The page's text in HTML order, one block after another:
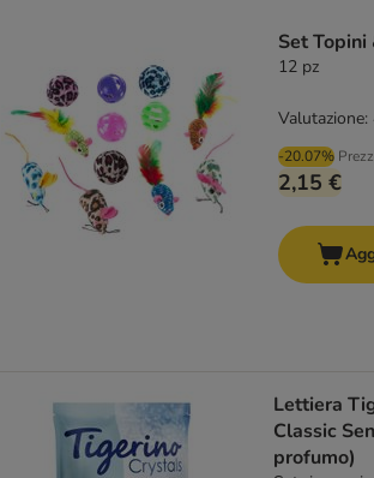
Set
12 pz
-20.07%
2,15 €
Valutazione:
Lettiera
Classic
profumo)